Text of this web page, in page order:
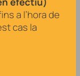
a l’hora de
cas la